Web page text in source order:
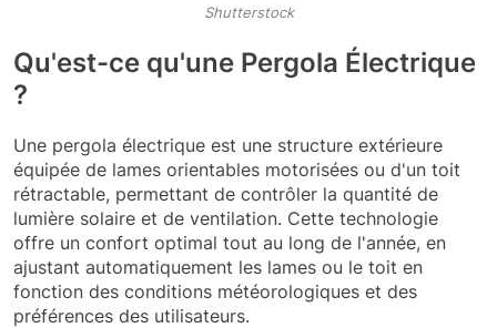
Shutterstock
Qu'est-ce qu'une Pergola Électrique
?
Une pergola électrique est une structure extérieure
équipée de lames orientables motorisées ou d'un toit
rétractable, permettant de contrôler la quantité de
lumière solaire et de ventilation. Cette technologie
offre un confort optimal tout au long de l'année, en
ajustant automatiquement les lames ou le toit en
fonction des conditions météorologiques et des
préférences des utilisateurs.